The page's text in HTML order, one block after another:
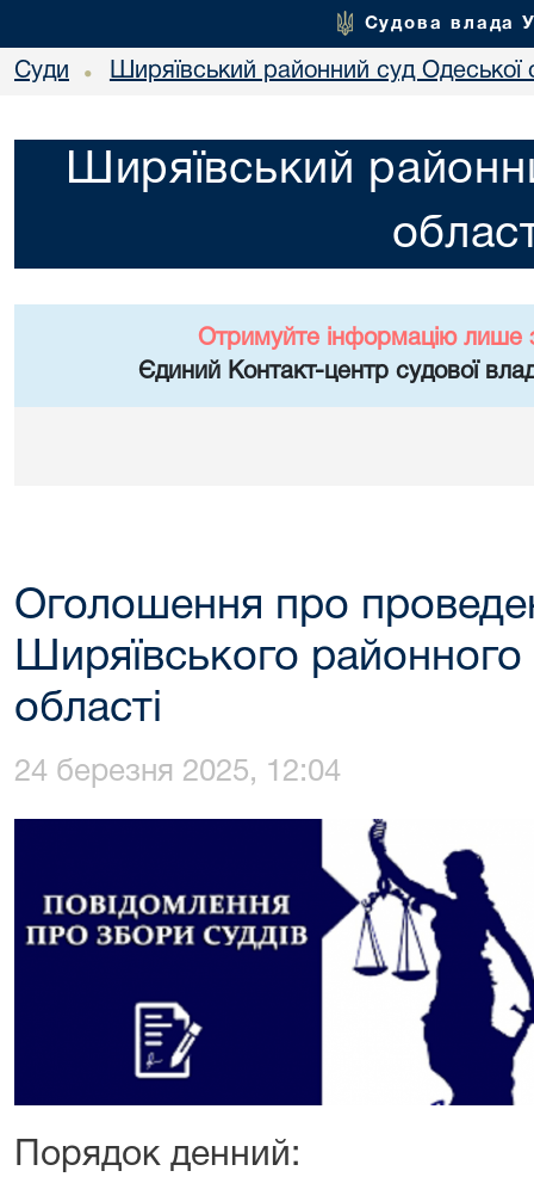
Судова влада
Суди • Ширяївський районний суд Одеської
Ширяївський
Отримуйте інформацію лише
Єдиний Контакт-центр судової
Оголошення про
Ширяївського районного
області
24 березня 2025, 12:04
Порядок денний: